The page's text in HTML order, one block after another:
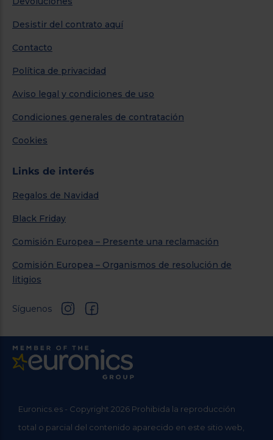
Desistir del contrato aquí
Contacto
Política de privacidad
Aviso legal y condiciones de uso
Condiciones generales de contratación
Cookies
Links de interés
Regalos de Navidad
Black Friday
Comisión Europea – Presente una reclamación
Comisión Europea – Organismos de resolución de
litigios
Síguenos
Euronics.es - Copyright 2026 Prohibida la reproducción
total o parcial del contenido aparecido en este sitio web,